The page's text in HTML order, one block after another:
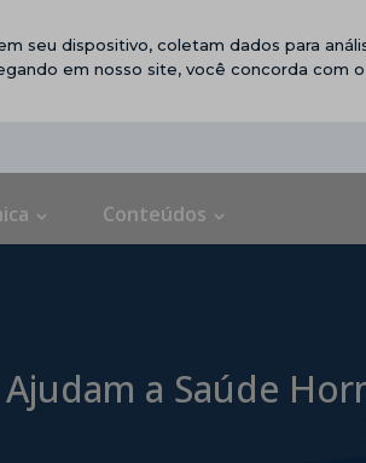
seu dispositivo, coletam dados para
em nosso site, você concorda com
Conteúdos
a Saúde